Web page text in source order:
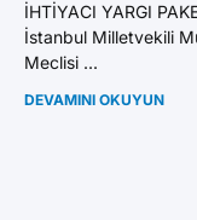
İHTİYACI YARGI
İstanbul Milletvekili
Meclisi ...
DEVAMINI OKUYUN